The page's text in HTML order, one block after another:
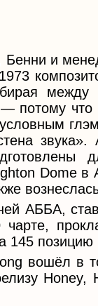
и
потому
Dome в
АББА,
145
вошёл в
Honey,